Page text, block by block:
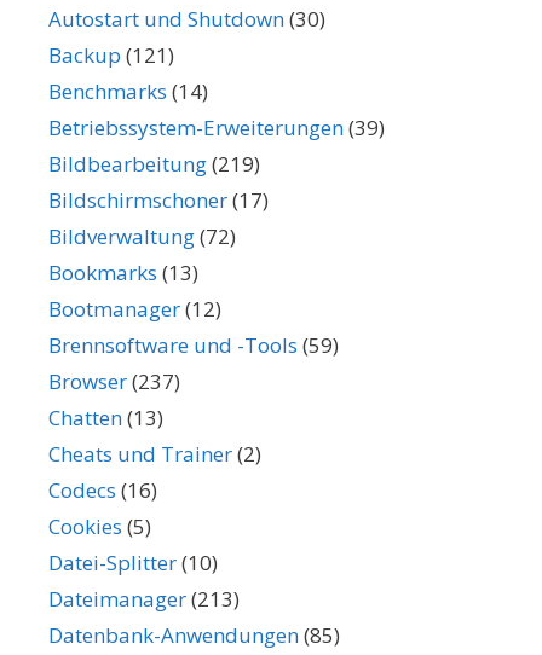
Autostart und Shutdown(30)
Backup (121)
Benchmarks (14)
Betriebssystem-Erweiterungen(39)
Bildbearbeitung(219)
Bildschirmschoner(17)
Bildverwaltung(72)
Bookmarks (13)
Bootmanager(12)
Brennsoftware und -Tools (59)
Browser(237)
Chatten(13)
Cheats und Trainer(2)
Codecs (16)
Cookies (5)
Datei-Splitter(10)
Dateimanager(213)
Datenbank-Anwendungen(85)